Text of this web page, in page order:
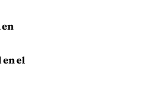
el